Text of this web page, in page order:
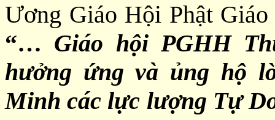
Ương Giáo Hội Phật
“… Giáo hội PGHH
hưởng ứng và ủng hộ
Minh các lực lượng Tự